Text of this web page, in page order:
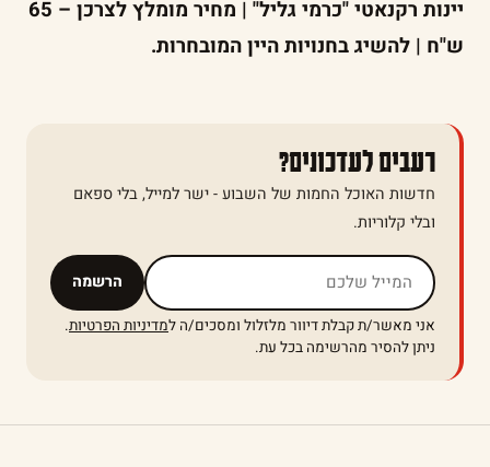
יינות רקנאטי "כרמי גליל" | מחיר מומלץ לצרכן – 65
ש"ח | להשיג בחנויות היין המובחרות.
רעבים לעדכונים?
חדשות האוכל החמות של השבוע - ישר למייל, בלי ספאם
ובלי קלוריות.
הרשמה אל תמלאו שדה זה
אני מאשר/ת קבלת דיוור מלזלול ומסכים/ה למדיניות הפרטיות.
ניתן להסיר מהרשימה בכל עת.